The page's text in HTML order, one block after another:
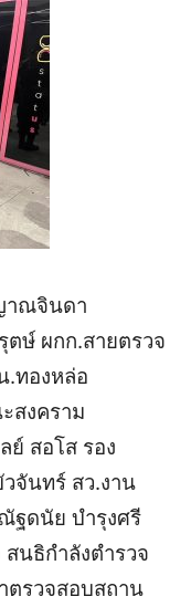
าณจินดา
ษ์ ผกก.สายตรวจ
.ทองหล่อ
สงคราม
ย์ สอโส รอง
จันทร์ สว.งาน
ฐดนัย บำรุงศรี
นธิกำลังตำรวจ
ตรวจสอบสถาน